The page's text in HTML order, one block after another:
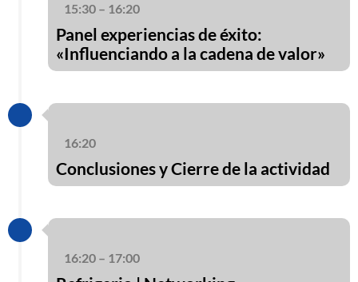
15:30 – 16:20
Panel experiencias de éxito:
«Influenciando a la cadena de valor»
16:20
Conclusiones y Cierre de la actividad
16:20 – 17:00